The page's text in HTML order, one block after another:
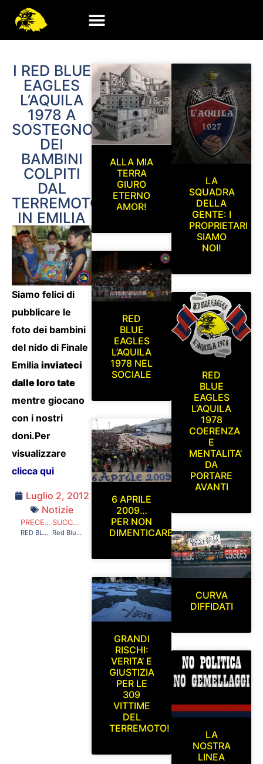
I RED BLUE
EAGLES
L’AQUILA
1978 A
SOSTEGNO
DEI
BAMBINI
COLPITI
DAL
TERREMOTO
IN EMILIA
Siamo felici di
pubblicare le
foto dei bambini
del nido di Finale
Emilia inviateci
dalle loro tate
mentre giocano
con i nostri
doni.Per
visualizzare
clicca qui
Luglio 2, 2012
Notizie
PRECEDENTE
RED BLUE EAGLES L’AQUILA 1978 A SOSTEGNO DEI BAMBINI COLPITI DAL TERREMOTO IN EMILIA
SUCCESSIVO
Red Blue Eagles L’Aquila 1978 in curva sud.L’Aquila-Neapolis (trentaseiesima giornata del campionato di lega pro serie C2 Gir.B) Sabato 31/03/2012
ALLA MIA
TERRA
GIURO
ETERNO
AMOR!
RED
BLUE
EAGLES
L’AQUILA
1978 NEL
SOCIALE
6 APRILE
2009…
PER NON
DIMENTICARE
GRANDI
RISCHI:
VERITA’ E
GIUSTIZIA
PER LE
309
VITTIME
DEL
TERREMOTO!
LA
SQUADRA
DELLA
GENTE: I
PROPRIETARI
SIAMO
NOI!
RED
BLUE
EAGLES
L’AQUILA
1978
COERENZA
E
MENTALITA’
DA
PORTARE
AVANTI
CURVA
DIFFIDATI
LA
NOSTRA
LINEA